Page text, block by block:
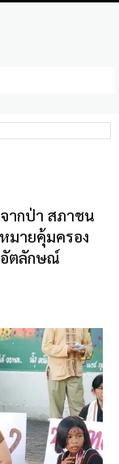
ากป่า สภาชน
มายคุ้มครอง
อัตลักษณ์